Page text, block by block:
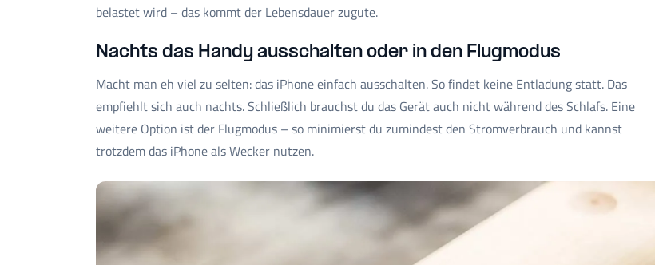
belastet wird – das kommt der Lebensdauer zugute.
Nachts das Handy ausschalten oder in den Flugmodus
Macht man eh viel zu selten: das iPhone einfach ausschalten. So findet keine Entladung statt. Das
empfiehlt sich auch nachts. Schließlich brauchst du das Gerät auch nicht während des Schlafs. Eine
weitere Option ist der Flugmodus – so minimierst du zumindest den Stromverbrauch und kannst
trotzdem das iPhone als Wecker nutzen.